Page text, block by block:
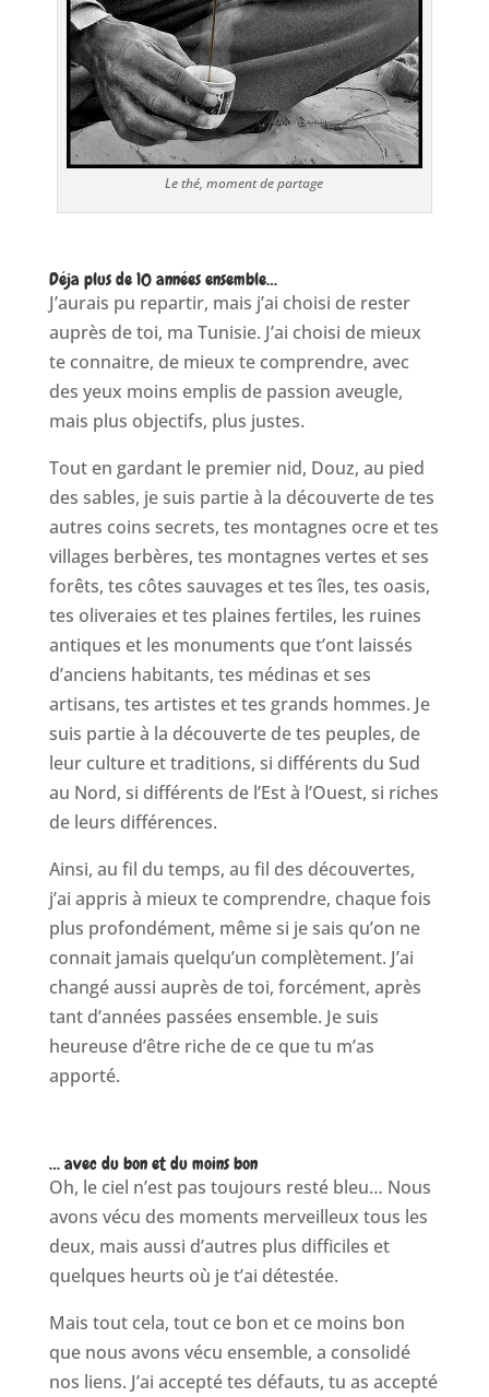
Le thé, moment de partage
Déja plus de 10 années ensemble…
J’aurais pu repartir, mais j’ai choisi de rester
auprès de toi, ma Tunisie. J’ai choisi de mieux
te connaitre, de mieux te comprendre, avec
des yeux moins emplis de passion aveugle,
mais plus objectifs, plus justes.
Tout en gardant le premier nid, Douz, au pied
des sables, je suis partie à la découverte de tes
autres coins secrets, tes montagnes ocre et tes
villages berbères, tes montagnes vertes et ses
forêts, tes côtes sauvages et tes îles, tes oasis,
tes oliveraies et tes plaines fertiles, les ruines
antiques et les monuments que t’ont laissés
d’anciens habitants, tes médinas et ses
artisans, tes artistes et tes grands hommes. Je
suis partie à la découverte de tes peuples, de
leur culture et traditions, si différents du Sud
au Nord, si différents de l’Est à l’Ouest, si riches
de leurs différences.
Ainsi, au fil du temps, au fil des découvertes,
j’ai appris à mieux te comprendre, chaque fois
plus profondément, même si je sais qu’on ne
connait jamais quelqu’un complètement. J’ai
changé aussi auprès de toi, forcément, après
tant d’années passées ensemble. Je suis
heureuse d’être riche de ce que tu m’as
apporté.
… avec du bon et du moins bon
Oh, le ciel n’est pas toujours resté bleu… Nous
avons vécu des moments merveilleux tous les
deux, mais aussi d’autres plus difficiles et
quelques heurts où je t’ai détestée.
Mais tout cela, tout ce bon et ce moins bon
que nous avons vécu ensemble, a consolidé
nos liens. J’ai accepté tes défauts, tu as accepté